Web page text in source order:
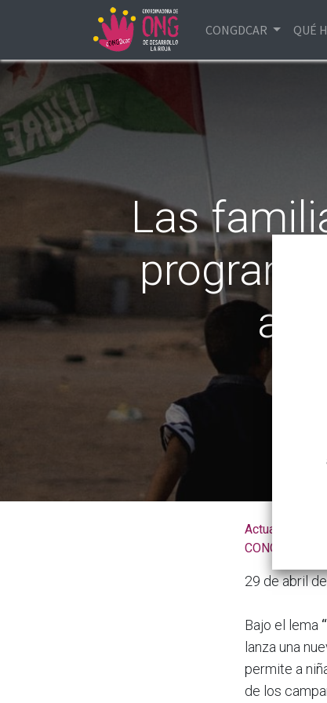
CONGDCAR QUÉ
Las
Actualidad de la
CONGDCAR
29 de abril
Bajo el lema
lanza una
permite a
de los